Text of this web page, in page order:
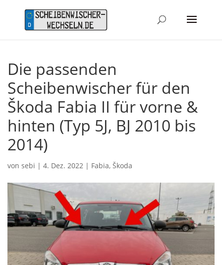
Die passenden
Scheibenwischer für den
Škoda Fabia II für vorne &
hinten (Typ 5J, BJ 2010 bis
2014)
von sebi | 4. Dez. 2022 | Fabia, Škoda